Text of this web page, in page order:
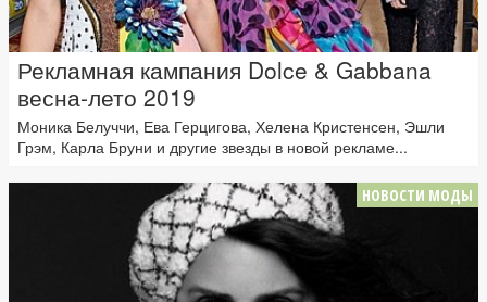
Рекламная кампания Dolce & Gabbana
весна-лето 2019
Моника Белуччи, Ева Герцигова, Хелена Кристенсен, Эшли
Грэм, Карла Бруни и другие звезды в новой рекламе...
НОВОСТИ МОДЫ